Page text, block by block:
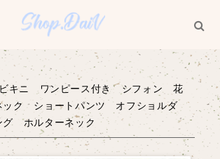
ビキニ ワンピース付き シフォン 花
ク ショートパンツ オフショルダ
ホルターネック